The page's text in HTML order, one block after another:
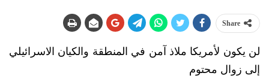
Share
لن يكون لأمريكا ملاذ آمن في المنطقة والكيان الاسرائيلي
إلى زوال محتوم